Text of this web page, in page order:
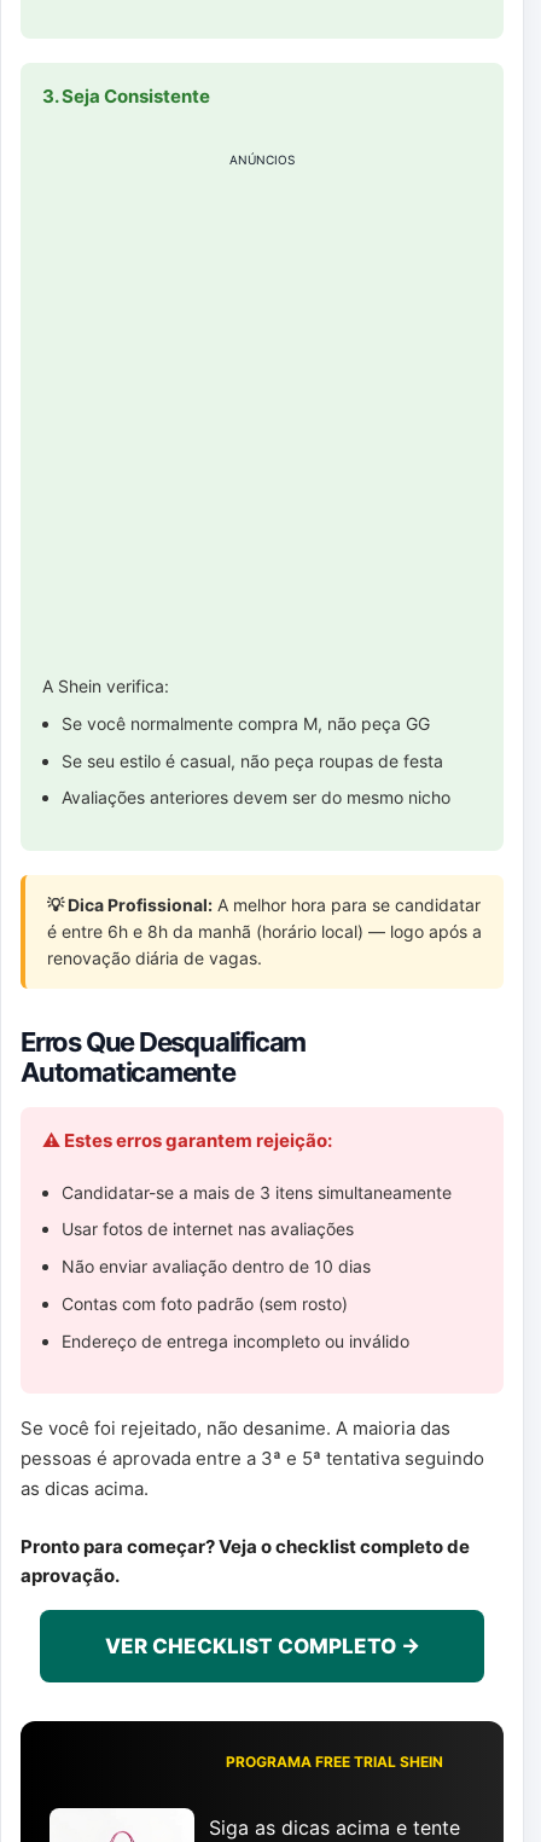
3. Seja Consistente
ANÚNCIOS
A Shein verifica:
Se você normalmente compra M, não peça GG
Se seu estilo é casual, não peça roupas de festa
Avaliações anteriores devem ser do mesmo nicho
💡 Dica Profissional: A melhor hora para se candidatar
é entre 6h e 8h da manhã (horário local) — logo após a
renovação diária de vagas.
Erros Que Desqualificam
Automaticamente
⚠️ Estes erros garantem rejeição:
Candidatar-se a mais de 3 itens simultaneamente
Usar fotos de internet nas avaliações
Não enviar avaliação dentro de 10 dias
Contas com foto padrão (sem rosto)
Endereço de entrega incompleto ou inválido
Se você foi rejeitado, não desanime. A maioria das
pessoas é aprovada entre a 3ª e 5ª tentativa seguindo
as dicas acima.
Pronto para começar? Veja o checklist completo de
aprovação.
VER CHECKLIST COMPLETO →
PROGRAMA FREE TRIAL SHEIN
Siga as dicas acima e tente